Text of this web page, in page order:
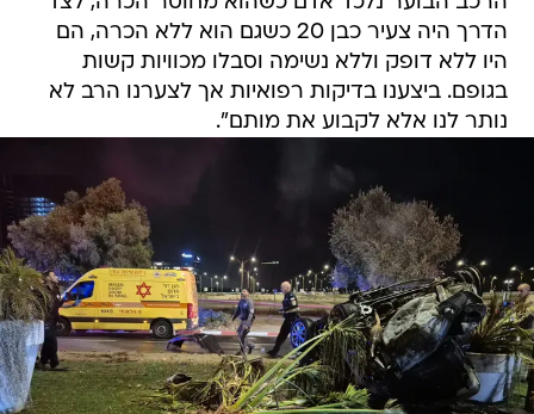
הדרך היה צעיר כבן 20 כשגם הוא ללא הכרה, הם
היו ללא דופק וללא נשימה וסבלו מכוויות קשות
בגופם. ביצענו בדיקות רפואיות אך לצערנו הרב לא
נותר לנו אלא לקבוע את מותם".